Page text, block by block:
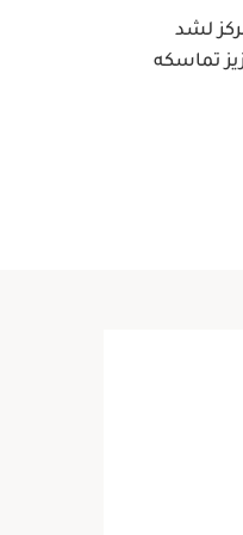
لشد
تماسكه